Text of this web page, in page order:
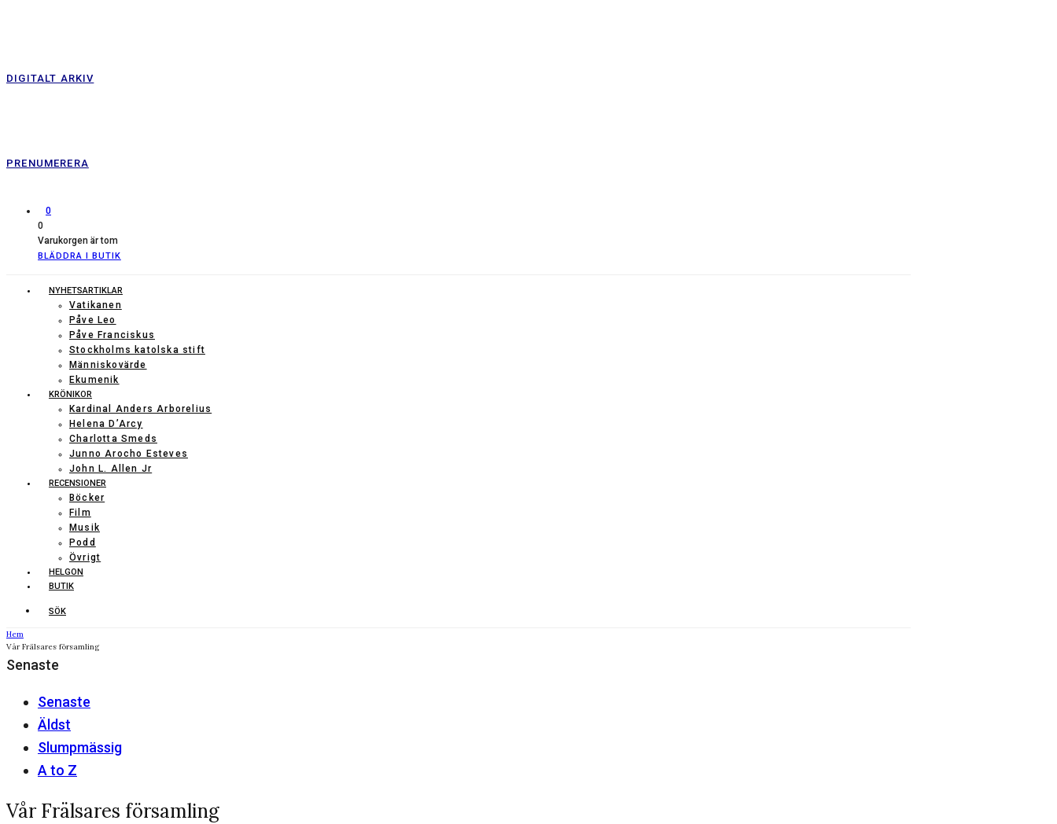
DIGITALT ARKIV
PRENUMERERA
0
0
Varukorgen är tom
BLÄDDRA I BUTIK
NYHETSARTIKLAR
Vatikanen
Påve Leo
Påve Franciskus
Stockholms katolska stift
Människovärde
Ekumenik
KRÖNIKOR
Kardinal Anders Arborelius
Helena D’Arcy
Charlotta Smeds
Junno Arocho Esteves
John L. Allen Jr
RECENSIONER
Böcker
Film
Musik
Podd
Övrigt
HELGON
BUTIK
SÖK
Hem
Vår Frälsares församling
Senaste
Senaste
Äldst
Slumpmässig
A to Z
Vår Frälsares församling